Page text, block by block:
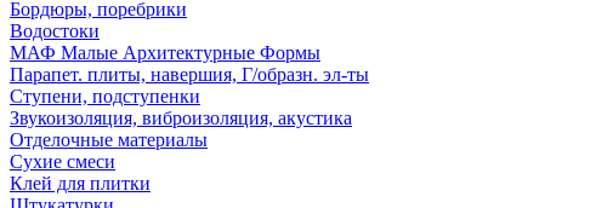
Бордюры, поребрики
Водостоки
МАФ Малые Архитектурные Формы
Парапет. плиты, навершия, Г/образн. эл-ты
Ступени, подступенки
Звукоизоляция, виброизоляция, акустика
Отделочные материалы
Сухие смеси
Клей для плитки